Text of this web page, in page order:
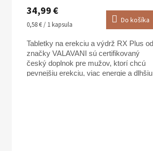
produktu
je
5,0
z
hviezdičiek.
34,99 €
Jednotková
0,58 € / 1 kapsula Do košíka
Tabletky na erekciu a výdrž RX Plus od
značky VALAVANI sú certifikovaný
český doplnok pre mužov, ktorí chcú
pevnejšiu erekciu, viac energie a dlhšiu